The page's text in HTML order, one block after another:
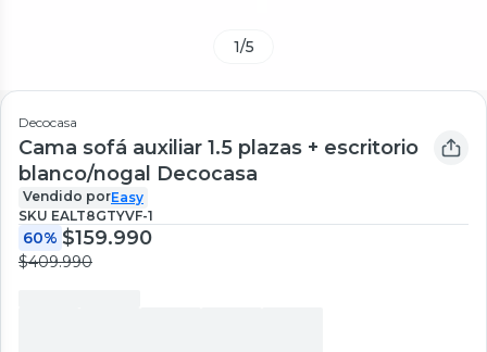
1/5
Decocasa
Cama sofá auxiliar 1.5 plazas + escritorio
blanco/nogal Decocasa
Vendido porEasy
SKU EALT8GTYVF-1
60% $159.990
$409.990